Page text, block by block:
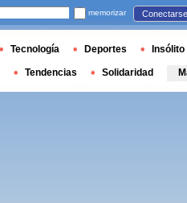
memorizar Conectarse
Tecnología Deportes Insólito
Tendencias Solidaridad